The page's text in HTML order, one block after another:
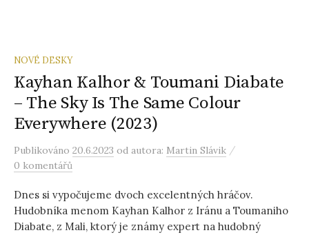
NOVÉ DESKY
Kayhan Kalhor & Toumani Diabate
– The Sky Is The Same Colour
Everywhere (2023)
Publikováno 20.6.2023 od autora: Martin Slávik /
0 komentářů
Dnes si vypočujeme dvoch excelentných hráčov.
Hudobníka menom Kayhan Kalhor z Iránu a Toumaniho
Diabate, z Mali, ktorý je známy expert na hudobný